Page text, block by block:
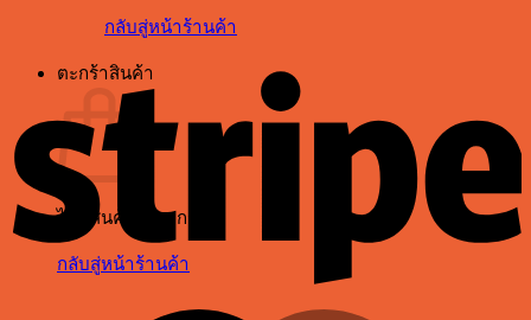
กลับสู่หน้าร้านค้า
ตะกร้าสินค้า
ไม่มีสินค้าในตะกร้า
กลับสู่หน้าร้านค้า